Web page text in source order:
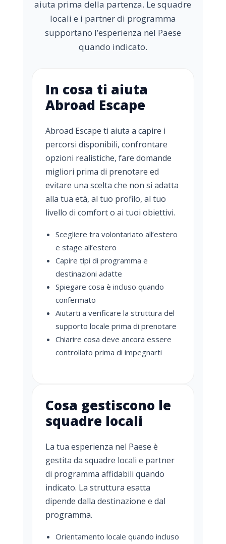
aiuta prima della partenza. Le squadre
locali e i partner di programma
supportano l’esperienza nel Paese
quando indicato.
In cosa ti aiuta
Abroad Escape
Abroad Escape ti aiuta a capire i
percorsi disponibili, confrontare
opzioni realistiche, fare domande
migliori prima di prenotare ed
evitare una scelta che non si adatta
alla tua età, al tuo profilo, al tuo
livello di comfort o ai tuoi obiettivi.
Scegliere tra volontariato all’estero
e stage all’estero
Capire tipi di programma e
destinazioni adatte
Spiegare cosa è incluso quando
confermato
Aiutarti a verificare la struttura del
supporto locale prima di prenotare
Chiarire cosa deve ancora essere
controllato prima di impegnarti
Cosa gestiscono le
squadre locali
La tua esperienza nel Paese è
gestita da squadre locali e partner
di programma affidabili quando
indicato. La struttura esatta
dipende dalla destinazione e dal
programma.
Orientamento locale quando incluso